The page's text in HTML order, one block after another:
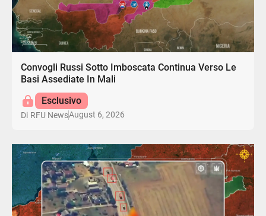
Convogli Russi Sotto Imboscata Continua Verso Le
Basi Assediate In Mali
Esclusivo
Di RFU NewsAugust 6, 2026